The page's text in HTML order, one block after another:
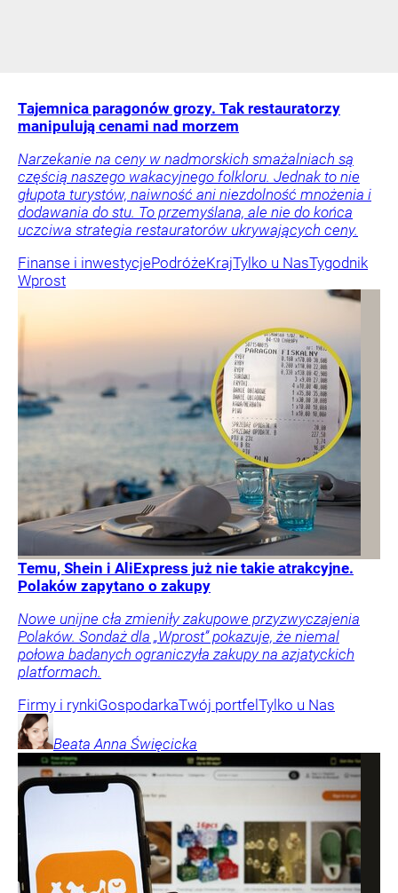
Tajemnica paragonów grozy. Tak restauratorzy
manipulują cenami nad morzem
Narzekanie na ceny w nadmorskich smażalniach są
częścią naszego wakacyjnego folkloru. Jednak to nie
głupota turystów, naiwność ani niezdolność mnożenia i
dodawania do stu. To przemyślana, ale nie do końca
uczciwa strategia restauratorów ukrywających ceny.
Finanse i inwestycjePodróżeKrajTylko u NasTygodnik
Wprost
Temu, Shein i AliExpress już nie takie atrakcyjne.
Polaków zapytano o zakupy
Nowe unijne cła zmieniły zakupowe przyzwyczajenia
Polaków. Sondaż dla „Wprost” pokazuje, że niemal
połowa badanych ograniczyła zakupy na azjatyckich
platformach.
Firmy i rynkiGospodarkaTwój portfel Tylko u Nas
Beata Anna Święcicka